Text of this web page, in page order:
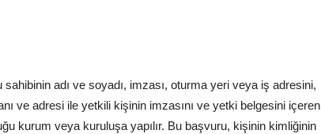
adı ve soyadı, imzası, oturma yeri veya iş adresini,
ve adresi ile yetkili kişinin imzasını ve yetki belgesini içeren
kurum veya kuruluşa yapılır. Bu başvuru, kişinin kimliğinin